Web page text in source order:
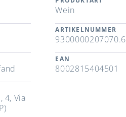
4, Via
Wein
ARTIKELNUMMER
9300000207070.6
EAN
8002815404501